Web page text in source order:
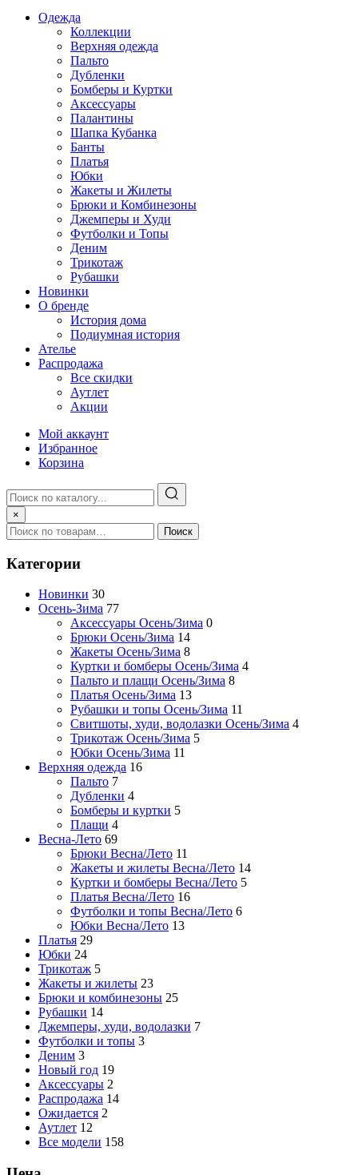
Одежда
Коллекции
Верхняя одежда
Пальто
Дубленки
Бомберы и Куртки
Аксессуары
Палантины
Шапка Кубанка
Банты
Платья
Юбки
Жакеты и Жилеты
Брюки и Комбинезоны
Джемперы и Худи
Футболки и Топы
Деним
Трикотаж
Рубашки
Новинки
О бренде
История дома
Подиумная история
Ателье
Распродажа
Все скидки
Аутлет
Акции
Мой аккаунт
Избранное
Корзина
×
Поиск
Категории
Новинки 30
Осень-Зима 77
Аксессуары Осень/Зима 0
Брюки Осень/Зима 14
Жакеты Осень/Зима 8
Куртки и бомберы Осень/Зима 4
Пальто и плащи Осень/Зима 8
Платья Осень/Зима 13
Рубашки и топы Осень/Зима 11
Свитшоты, худи, водолазки Осень/Зима 4
Трикотаж Осень/Зима 5
Юбки Осень/Зима 11
Верхняя одежда 16
Пальто 7
Дубленки 4
Бомберы и куртки 5
Плащи 4
Весна-Лето 69
Брюки Весна/Лето 11
Жакеты и жилеты Весна/Лето 14
Куртки и бомберы Весна/Лето 5
Платья Весна/Лето 16
Футболки и топы Весна/Лето 6
Юбки Весна/Лето 13
Платья 29
Юбки 24
Трикотаж 5
Жакеты и жилеты 23
Брюки и комбинезоны 25
Рубашки 14
Джемперы, худи, водолазки 7
Футболки и топы 3
Деним 3
Новый год 19
Аксессуары 2
Распродажа 14
Ожидается 2
Аутлет 12
Все модели 158